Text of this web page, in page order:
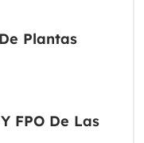
Plantas
FPO De Las